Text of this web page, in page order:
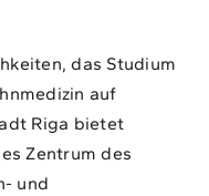
das Studium
auf
Riga bietet
Zentrum des
und